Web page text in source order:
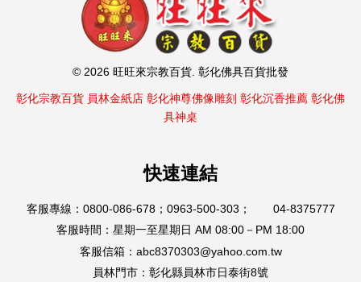
© 2026 旺旺來宗教百貨. 彰化佛具百貨批發
彰化宗教百貨 員林金紙店 彰化神尊佛像雕刻 彰化沉香推薦 彰化佛
具神桌
快速連結
客服專線：0800-086-678；0963-500-303； 04-8375777
客服時間：星期一至星期日 AM 08:00－PM 18:00
客服信箱：abc8370303@yahoo.com.tw
員林門市：彰化縣員林市日泰街8號